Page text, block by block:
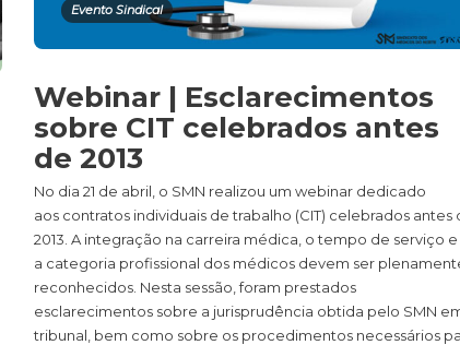
Evento Sindical
Webinar | Esclarecimentos
sobre CIT celebrados antes
de 2013
No dia 21 de abril, o SMN realizou um webinar dedicado
aos contratos individuais de trabalho (CIT) celebrados antes
2013. A integração na carreira médica, o tempo de serviço e
a categoria profissional dos médicos devem ser
reconhecidos. Nesta sessão, foram prestados
esclarecimentos sobre a jurisprudência obtida pelo SMN
tribunal, bem como sobre os procedimentos necessários